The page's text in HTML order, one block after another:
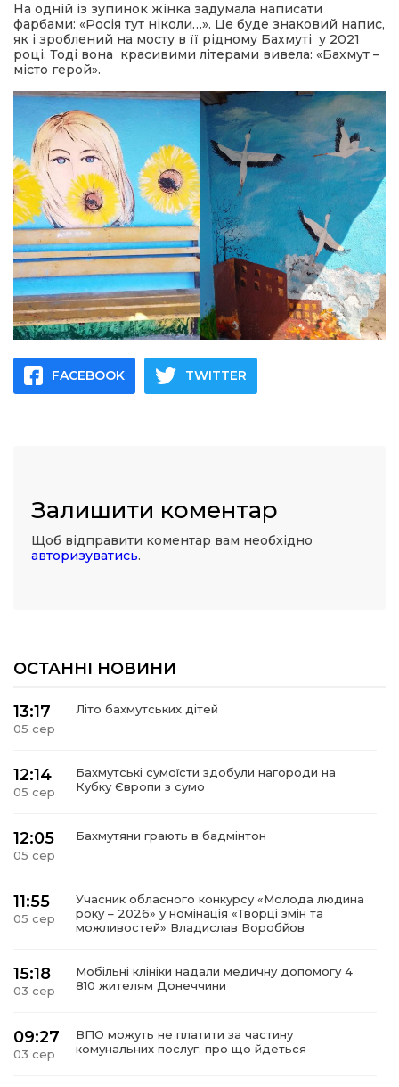
На одній із зупинок жінка задумала написати
фарбами: «Росія тут ніколи…». Це буде знаковий напис,
як і зроблений на мосту в її рідному Бахмуті у 2021
році. Тоді вона красивими літерами вивела: «Бахмут –
місто герой».
FACEBOOK TWITTER
Залишити коментар
Щоб відправити коментар вам необхідно
авторизуватись.
ОСТАННІ НОВИНИ
13:17
05 сер
Літо бахмутських дітей
12:14
05 сер
Бахмутські сумоїсти здобули нагороди на
Кубку Європи з сумо
12:05
05 сер
Бахмутяни грають в бадмінтон
11:55
05 сер
Учасник обласного конкурсу «Молода людина
року – 2026» у номінація «Творці змін та
можливостей» Владислав Воробйов
15:18
03 сер
Мобільні клініки надали медичну допомогу 4
810 жителям Донеччини
09:27
03 сер
ВПО можуть не платити за частину
комунальних послуг: про що йдеться